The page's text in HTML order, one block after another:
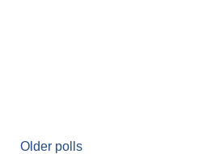
Older polls